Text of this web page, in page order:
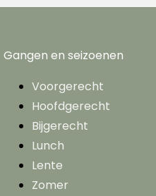
Gangen en seizoenen
Voorgerecht
Hoofdgerecht
Bijgerecht
Lunch
Lente
Zomer